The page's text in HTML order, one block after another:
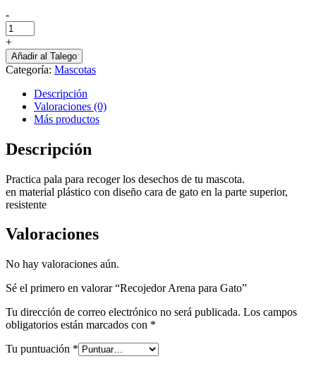
-
Recojedor
Arena
para
Gato
cantidad
+
Añadir al Talego
Categoría: Mascotas
Descripción
Valoraciones (0)
Más productos
Descripción
Practica pala para recoger los desechos de tu mascota.
en material plástico con diseño cara de gato en la parte superior,
resistente
Valoraciones
No hay valoraciones aún.
Sé el primero en valorar “Recojedor Arena para Gato”
Tu dirección de correo electrónico no será publicada. Los campos
obligatorios están marcados con *
Tu puntuación *